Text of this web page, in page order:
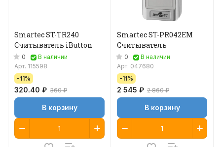
Smartec ST-TR240
Считыватель iButton
0
В наличии
Арт. 115598
-11%
320.40 ₽ 360 ₽
В корзину
Smartec ST-PR042EM
Считыватель
0
В наличии
Арт. 047680
-11%
2 545 ₽ 2 860 ₽
В корзину